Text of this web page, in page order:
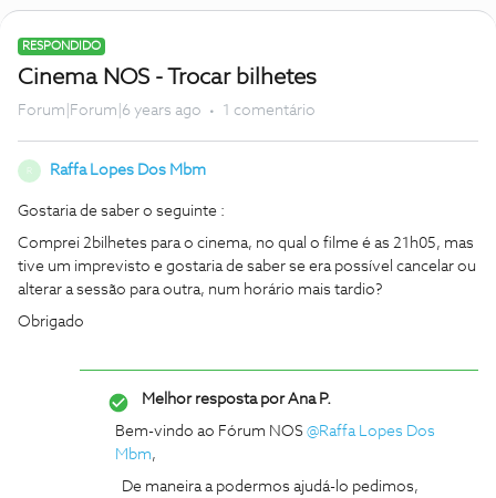
RESPONDIDO
Cinema NOS - Trocar bilhetes
Forum|Forum|6 years ago 1 comentário
R Raffa Lopes Dos Mbm
Gostaria de saber o seguinte :
Comprei 2bilhetes para o cinema, no qual o filme é as 21h05, mas
tive um imprevisto e gostaria de saber se era possível cancelar ou
alterar a sessão para outra, num horário mais tardio?
Obrigado
Melhor resposta porAna P.
Bem-vindo ao Fórum NOS @Raffa Lopes Dos
Mbm,
De maneira a podermos ajudá-lo pedimos,